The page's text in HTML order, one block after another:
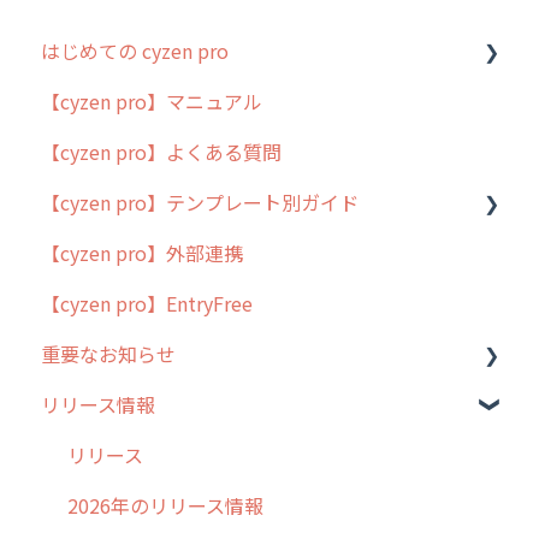
はじめての cyzen pro
cyzen pro とは？
簡易マニュアル
cyzen proの位置情報取得について
用語集
よくある質問
【cyzen pro】マニュアル
【cyzen pro】よくある質問
【cyzen pro】テンプレート別ガイド
ポスティング
ラウンダー
メンテナンス
外廻り営業
清掃
不動産
【cyzen pro】外部連携
【cyzen pro】EntryFree
重要なお知らせ
過去の重要なお知らせ
障害情報
リリース情報
リリース
2026年のリリース情報